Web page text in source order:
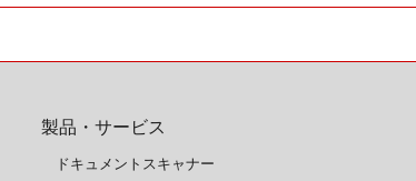
製品・サービス
ドキュメントスキャナー